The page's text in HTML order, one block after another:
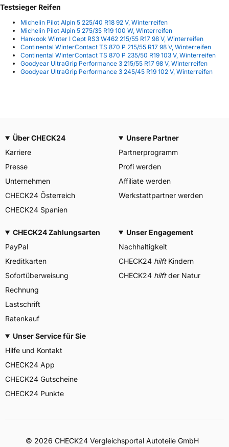
Testsieger Reifen
Michelin Pilot Alpin 5 225/40 R18 92 V, Winterreifen
Michelin Pilot Alpin 5 275/35 R19 100 W, Winterreifen
Hankook Winter I Cept RS3 W462 215/55 R17 98 V, Winterreifen
Continental WinterContact TS 870 P 215/55 R17 98 V, Winterreifen
Continental WinterContact TS 870 P 235/50 R19 103 V, Winterreifen
Goodyear UltraGrip Performance 3 215/55 R17 98 V, Winterreifen
Goodyear UltraGrip Performance 3 245/45 R19 102 V, Winterreifen
Über CHECK24
Karriere
Presse
Unternehmen
CHECK24 Österreich
CHECK24 Spanien
Unsere Partner
Partnerprogramm
Profi werden
Affiliate werden
Werkstattpartner werden
CHECK24 Zahlungsarten
PayPal
Kreditkarten
Sofortüberweisung
Rechnung
Lastschrift
Ratenkauf
Unser Engagement
Nachhaltigkeit
CHECK24 hilftKindern
CHECK24 hilftder Natur
Unser Service für Sie
Hilfe und Kontakt
CHECK24 App
CHECK24 Gutscheine
CHECK24 Punkte
© 2026 CHECK24 Vergleichsportal Autoteile GmbH